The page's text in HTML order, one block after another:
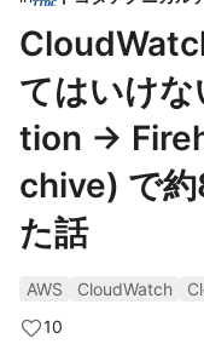
てはいけ
tion →
chive) で約
た話
AWS CloudWatch
10